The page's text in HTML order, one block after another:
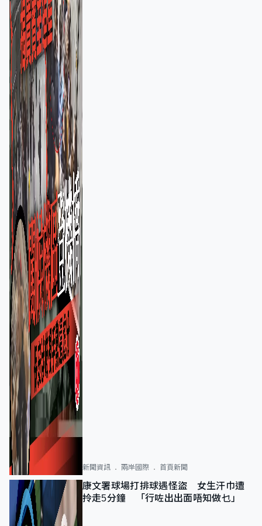
新聞資訊 兩岸國際 首頁新聞
康文署球場打排球遇怪盜 女生汗巾遭
拎走5分鐘 「行咗出出面唔知做乜」